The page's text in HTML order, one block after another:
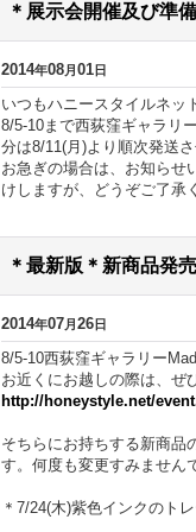
＊展示会開催及び準
2014年08月01日
いつもハニースタイルネッ
8/5-10まで西荻窪ギャラリ
分は8/11(月)より順次発送さ
お急ぎの場合は、お知らせ
けしますが、どうぞご了承
＊最新版＊新商品発
2014年07月26日
8/5-10西荻窪ギャラリー
お近くにお越しの際は、ぜ
http://honeystyle.net/
そちらにお持ちする新商品
す。何度も変更すみません
＊7/24(木)紫色インクのト